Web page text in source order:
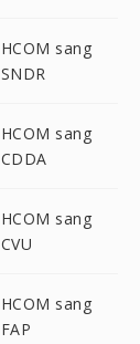
HCOM sang
SNDR
HCOM sang
CDDA
HCOM sang
CVU
HCOM sang
FAP